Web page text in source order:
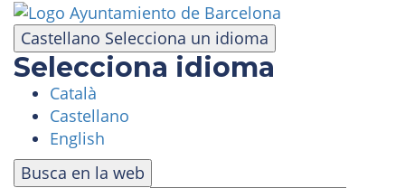
Castellano Selecciona un idioma
Selecciona idioma
Català
Castellano
English
Busca en la web
Pasar
contenido
principal
VISITA
PARQUE DE ATRACCIONES